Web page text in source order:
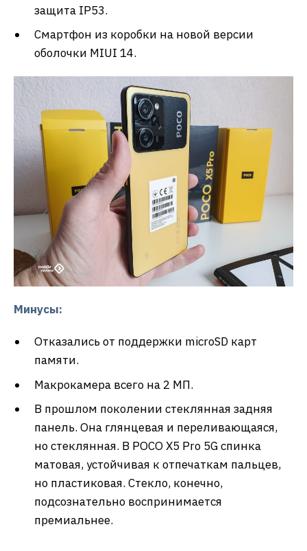
защита IP53.
Смартфон из коробки на новой версии
оболочки MIUI 14.
Минусы:
Отказались от поддержки microSD карт
памяти.
Макрокамера всего на 2 МП.
В прошлом поколении стеклянная задняя
панель. Она глянцевая и переливающаяся,
но стеклянная. В POCO X5 Pro 5G спинка
матовая, устойчивая к отпечаткам пальцев,
но пластиковая. Стекло, конечно,
подсознательно воспринимается
премиальнее.